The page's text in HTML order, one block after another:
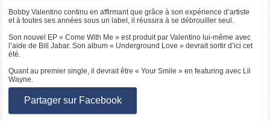
Bobby Valentino continu en affirmant que grâce à son expérience d’artiste
et à toutes ses années sous un label, il réussira à se débrouiller seul.
Son nouvel EP « Come With Me » est produit par Valentino lui-même avec
l’aide de Bill Jabar. Son album « Underground Love » devrait sortir d’ici cet
été.
Quant au premier single, il devrait être « Your Smile » en featuring avec Lil
Wayne.
Partager sur Facebook